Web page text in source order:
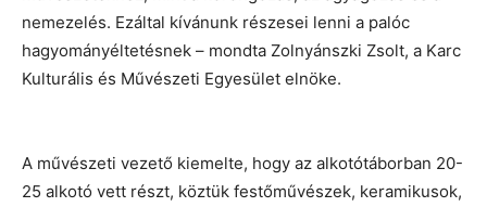
nemezelés. Ezáltal kívánunk részesei lenni a palóc
hagyományéltetésnek – mondta Zolnyánszki Zsolt, a Karc
Kulturális és Művészeti Egyesület elnöke.
A művészeti vezető kiemelte, hogy az alkotótáborban 20-
25 alkotó vett részt, köztük festőművészek, keramikusok,